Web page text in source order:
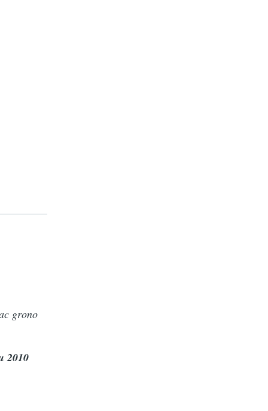
grono
2010